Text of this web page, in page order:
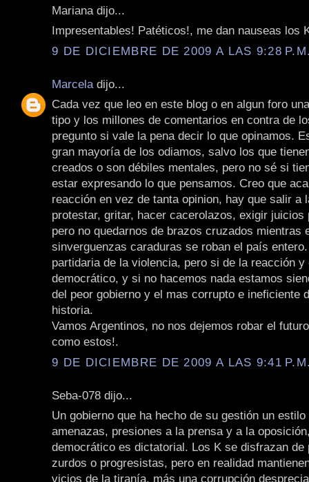
Mariana dijo...
Impresentables! Patéticos!, me dan nauseas los
9 DE DICIEMBRE DE 2009 A LAS 9:28
Marcela dijo...
Cada vez que leo en este blog o en algun foro
tipo y los millones de comentarios en contra de
pregunto si vale la pena decir lo que opinamos.
gran mayoría de los odiamos, salvo los que
creados o son débiles mentales, pero no sé si
estar expresando lo que pensamos. Creo que
reacción en vez de tanta opinion, hay que salir a
protestar, gritar, hacer cacerolazos, exigir
pero no quedarnos de brazos cruzados mientras
sinverguenzas caraduras se roban el país
partidaria de la violencia, pero si de la reacción y
democrático, y si no hacemos nada estamos
del peor gobierno y el mas corrupto e ineficiente
historia.
Vamos Argentinos, no nos dejemos robar el
como estos!.
9 DE DICIEMBRE DE 2009 A LAS 9:41
Seba-078 dijo...
Un gobierno que ha hecho de su gestión un
amenazas, presiones a la prensa y a la
democrático es dictatorial. Los K se disfrazan de
zurdos o progresistas, pero en realidad
vicios de la tiranía, más una corrupción